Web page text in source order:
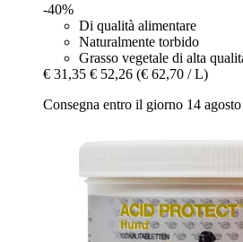
-40%
Di qualità alimentare
Naturalmente torbido
Grasso vegetale di alta
€ 31,35 € 52,26 (€ 62,70 / L)
Consegna entro il giorno 14 agosto